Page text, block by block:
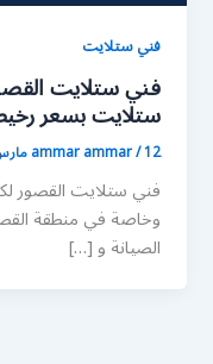
فني ستلايت
ستلايت بسعر
ammar ammar/12 مارس، 2020
فني ستلايت القصور
وخاصة في منطقة
الصيانة و […]